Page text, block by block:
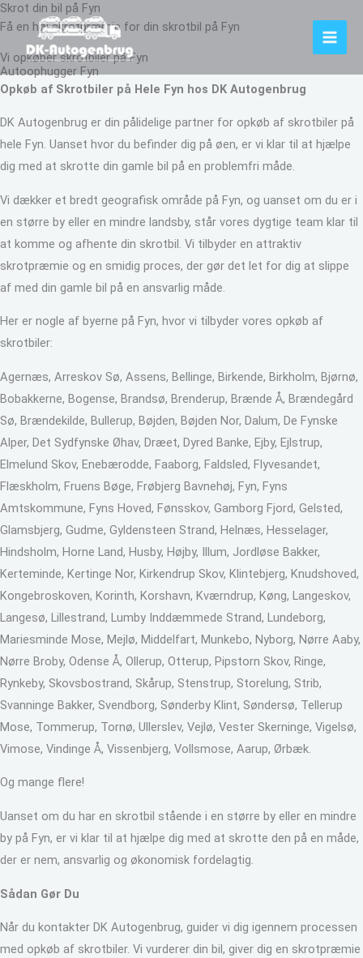
Gå
til
indholdet
Skrot din bil på Fyn
Få en høj skrotpræmie for din skrotbil på Fyn
Vi opkøber skrotbiler på Fyn
Autoophugger Fyn
Opkøb af Skrotbiler på Hele Fyn hos DK Autogenbrug
DK Autogenbrug er din pålidelige partner for opkøb af skrotbiler på
hele Fyn. Uanset hvor du befinder dig på øen, er vi klar til at hjælpe
dig med at skrotte din gamle bil på en problemfri måde.
Vi dækker et bredt geografisk område på Fyn, og uanset om du er i
en større by eller en mindre landsby, står vores dygtige team klar til
at komme og afhente din skrotbil. Vi tilbyder en attraktiv
skrotpræmie og en smidig proces, der gør det let for dig at slippe
af med din gamle bil på en ansvarlig måde.
Her er nogle af byerne på Fyn, hvor vi tilbyder vores opkøb af
skrotbiler:
Agernæs, Arreskov Sø, Assens, Bellinge, Birkende, Birkholm, Bjørnø,
Bobakkerne, Bogense, Brandsø, Brenderup, Brænde Å, Brændegård
Sø, Brændekilde, Bullerup, Bøjden, Bøjden Nor, Dalum, De Fynske
Alper, Det Sydfynske Øhav, Dræet, Dyred Banke, Ejby, Ejlstrup,
Elmelund Skov, Enebærodde, Faaborg, Faldsled, Flyvesandet,
Flæskholm, Fruens Bøge, Frøbjerg Bavnehøj, Fyn, Fyns
Amtskommune, Fyns Hoved, Fønsskov, Gamborg Fjord, Gelsted,
Glamsbjerg, Gudme, Gyldensteen Strand, Helnæs, Hesselager,
Hindsholm, Horne Land, Husby, Højby, Illum, Jordløse Bakker,
Kerteminde, Kertinge Nor, Kirkendrup Skov, Klintebjerg, Knudshoved,
Kongebroskoven, Korinth, Korshavn, Kværndrup, Køng, Langeskov,
Langesø, Lillestrand, Lumby Inddæmmede Strand, Lundeborg,
Mariesminde Mose, Mejlø, Middelfart, Munkebo, Nyborg, Nørre Aaby,
Nørre Broby, Odense Å, Ollerup, Otterup, Pipstorn Skov, Ringe,
Rynkeby, Skovsbostrand, Skårup, Stenstrup, Storelung, Strib,
Svanninge Bakker, Svendborg, Sønderby Klint, Søndersø, Tellerup
Mose, Tommerup, Tornø, Ullerslev, Vejlø, Vester Skerninge, Vigelsø,
Vimose, Vindinge Å, Vissenbjerg, Vollsmose, Aarup, Ørbæk.
Og mange flere!
Uanset om du har en skrotbil stående i en større by eller en mindre
by på Fyn, er vi klar til at hjælpe dig med at skrotte den på en måde,
der er nem, ansvarlig og økonomisk fordelagtig.
Sådan Gør Du
Når du kontakter DK Autogenbrug, guider vi dig igennem processen
med opkøb af skrotbiler. Vi vurderer din bil, giver dig en skrotpræmie